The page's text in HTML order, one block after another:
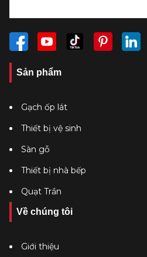
Sản phẩm
Gạch ốp lát
Thiết bị vệ sinh
Sàn gỗ
Thiết bị nhà bếp
Quạt Trần
Về chúng tôi
Giới thiệu